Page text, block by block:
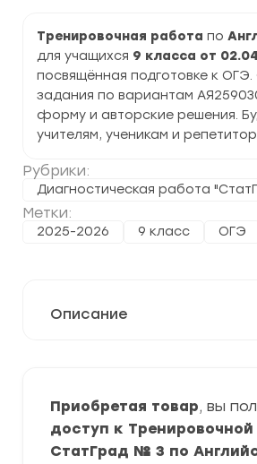
Тренировочная работа по
для учащихся 9 класса от
посвящённая подготовке к
задания по вариантам
форму и авторские решения.
учителям, ученикам и
Рубрики:
Диагностическая работа
Метки:
2025-2026 9 класс ОГЭ
класс
(АЯ2590301)
задания
и
ответы
Описание
Приобретая товар, вы
доступ к Тренировочной
СтатГрад № 3 по